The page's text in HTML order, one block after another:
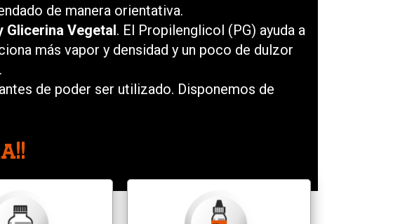
de manera orientativa.
Glicerina Vegetal. El Propilenglicol (PG) ayuda a
más vapor y densidad y un poco de dulzor
de poder ser utilizado. Disponemos de